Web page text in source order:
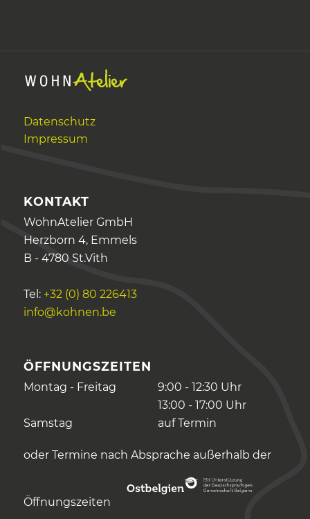
Datenschutz
Impressum
KONTAKT
WohnAtelier GmbH
Herzborn 4, Emmels
B - 4780 St.Vith
Tel: +32 (0) 80 226413
info@kohnen.be
ÖFFNUNGSZEITEN
Montag - Freitag
9:00 - 12:30 Uhr
13:00 - 17:00 Uhr
Samstag
auf Termin
oder Termine nach Absprache außerhalb der
Öffnungszeiten